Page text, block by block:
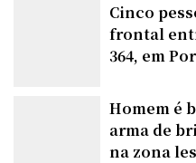
Cinco
frontal
364, em
Homem é
arma de
na zona